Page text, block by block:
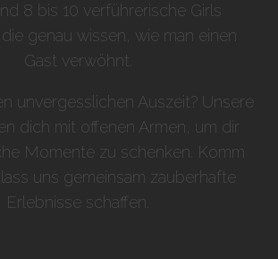
8 bis 10 verführerische Girls
genau wissen, wie man einen
Gast verwöhnt.
unvergesslichen Auszeit? Unsere
dich mit offenen Armen, um dir
Momente zu schenken. Komm
uns gemeinsam zauberhafte
Erlebnisse schaffen.